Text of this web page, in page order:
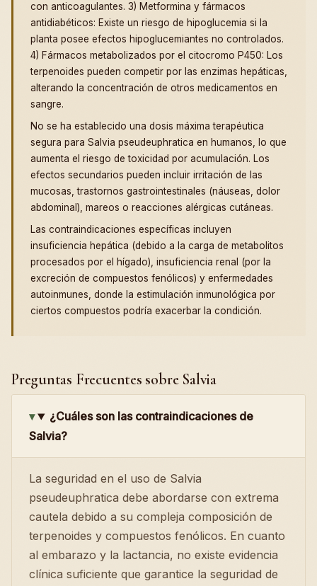
con anticoagulantes. 3) Metformina y fármacos
antidiabéticos: Existe un riesgo de hipoglucemia si la
planta posee efectos hipoglucemiantes no controlados.
4) Fármacos metabolizados por el citocromo P450: Los
terpenoides pueden competir por las enzimas hepáticas,
alterando la concentración de otros medicamentos en
sangre.
No se ha establecido una dosis máxima terapéutica
segura para Salvia pseudeuphratica en humanos, lo que
aumenta el riesgo de toxicidad por acumulación. Los
efectos secundarios pueden incluir irritación de las
mucosas, trastornos gastrointestinales (náuseas, dolor
abdominal), mareos o reacciones alérgicas cutáneas.
Las contraindicaciones específicas incluyen
insuficiencia hepática (debido a la carga de metabolitos
procesados por el hígado), insuficiencia renal (por la
excreción de compuestos fenólicos) y enfermedades
autoinmunes, donde la estimulación inmunológica por
ciertos compuestos podría exacerbar la condición.
Preguntas Frecuentes sobre Salvia
¿Cuáles son las contraindicaciones de
Salvia?
La seguridad en el uso de Salvia
pseudeuphratica debe abordarse con extrema
cautela debido a su compleja composición de
terpenoides y compuestos fenólicos. En cuanto
al embarazo y la lactancia, no existe evidencia
clínica suficiente que garantice la seguridad de